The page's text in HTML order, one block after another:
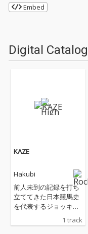
Embed
Digital Catalog
KAZE
Hakubi
前人未到の記録を打ち
立ててきた日本競馬史
を代表するジョッキ
40年を記念して開催さ
1 track